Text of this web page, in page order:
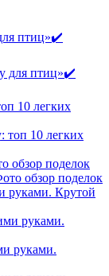
птиц»✔️
10 легких
обзор поделок
руками. Крутой
руками.